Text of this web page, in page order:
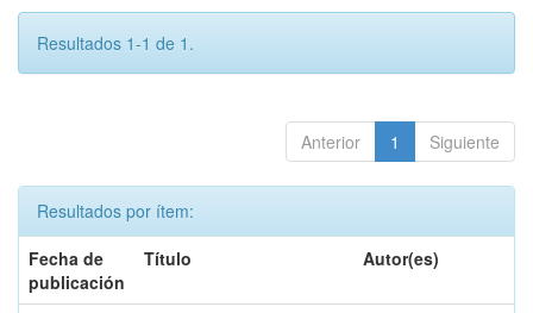
Resultados 1-1 de 1.
Anterior 1 Siguiente
Resultados por ítem:
Fecha de
publicación
Título Autor(es)